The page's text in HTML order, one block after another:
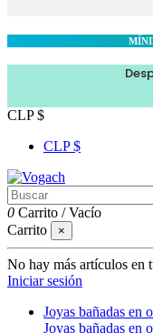
CLP $
CLP $
0 Carrito /Vacío
Carrito
×
No hay más artículos en
Iniciar sesión
Joyas bañadas en
Joyas bañadas en